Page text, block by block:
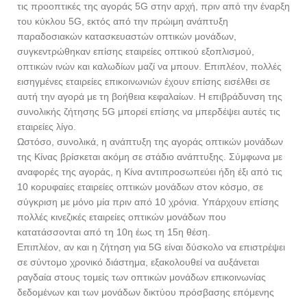
τις προοπτικές της αγοράς 5G στην αρχή, πριν από την έναρξη
του κύκλου 5G, εκτός από την πρώιμη ανάπτυξη
παραδοσιακών κατασκευαστών οπτικών μονάδων,
συγκεντρώθηκαν επίσης εταιρείες οπτικού εξοπλισμού,
οπτικών ινών και καλωδίων μαζί να μπουν. Επιπλέον, πολλές
εισηγμένες εταιρείες επικοινωνιών έχουν επίσης εισέλθει σε
αυτή την αγορά με τη βοήθεια κεφαλαίων. Η επιβράδυνση της
συνολικής ζήτησης 5G μπορεί επίσης να μπερδέψει αυτές τις
εταιρείες λίγο.
Ωστόσο, συνολικά, η ανάπτυξη της αγοράς οπτικών μονάδων
της Κίνας βρίσκεται ακόμη σε στάδιο ανάπτυξης. Σύμφωνα με
αναφορές της αγοράς, η Κίνα αντιπροσωπεύει ήδη έξι από τις
10 κορυφαίες εταιρείες οπτικών μονάδων στον κόσμο, σε
σύγκριση με μόνο μία πριν από 10 χρόνια. Υπάρχουν επίσης
πολλές κινεζικές εταιρείες οπτικών μονάδων που
κατατάσσονται από τη 10η έως τη 15η θέση.
Επιπλέον, αν και η ζήτηση για 5G είναι δύσκολο να επιστρέψει
σε σύντομο χρονικό διάστημα, εξακολουθεί να αυξάνεται
ραγδαία στους τομείς των οπτικών μονάδων επικοινωνίας
δεδομένων και των μονάδων δικτύου πρόσβασης επόμενης